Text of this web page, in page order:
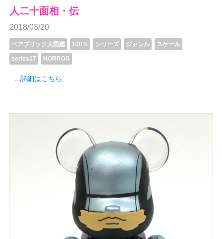
人二十面相・伝
2018/03/20
ベアブリック大図鑑 100％ シリーズ ジャンル スケール
series17 HORROR
...詳細はこちら